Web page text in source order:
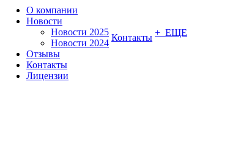
О компании
Новости
Новости 2025
Новости 2024
Отзывы
Контакты
Лицензии
Контакты + ЕЩЕ